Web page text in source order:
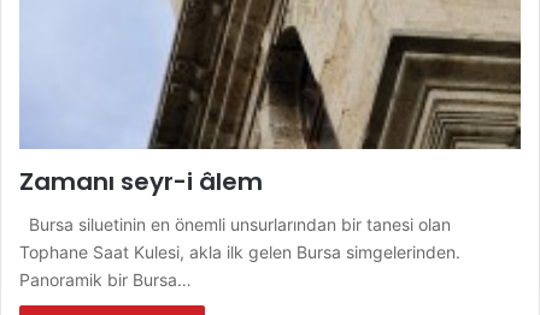
Zamanı seyr-i âlem
Bursa siluetinin en önemli unsurlarından bir tanesi olan
Tophane Saat Kulesi, akla ilk gelen Bursa simgelerinden.
Panoramik bir Bursa…